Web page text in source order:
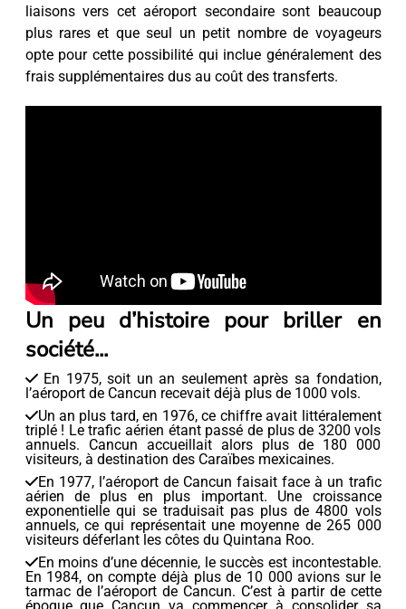
liaisons vers cet aéroport secondaire sont beaucoup
plus rares et que seul un petit nombre de voyageurs
opte pour cette possibilité qui inclue généralement des
frais supplémentaires dus au coût des transferts.
Un peu d’histoire pour briller en
société...
En 1975, soit un an seulement après sa fondation,
l’aéroport de Cancun recevait déjà plus de 1000 vols.
Un an plus tard, en 1976, ce chiffre avait littéralement
triplé ! Le trafic aérien étant passé de plus de 3200 vols
annuels. Cancun accueillait alors plus de 180 000
visiteurs, à destination des Caraïbes mexicaines.
En 1977, l’aéroport de Cancun faisait face à un trafic
aérien de plus en plus important. Une croissance
exponentielle qui se traduisait pas plus de 4800 vols
annuels, ce qui représentait une moyenne de 265 000
visiteurs déferlant les côtes du Quintana Roo.
En moins d’une décennie, le succès est incontestable.
En 1984, on compte déjà plus de 10 000 avions sur le
tarmac de l’aéroport de Cancun. C’est à partir de cette
époque que Cancun va commencer à consolider sa